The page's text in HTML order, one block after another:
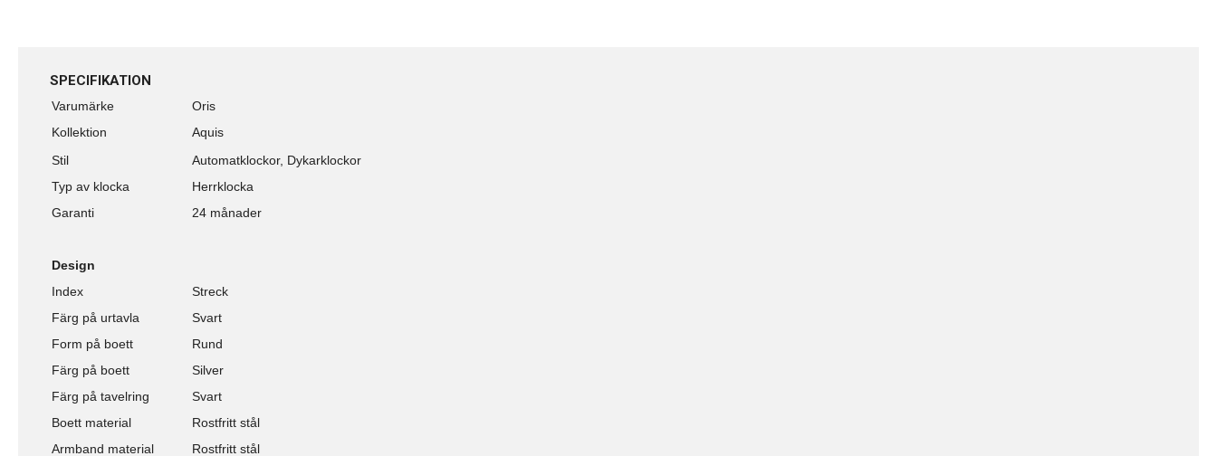
SPECIFIKATION
Varumärke
Oris
Kollektion
Aquis
Stil
Automatklockor, Dykarklockor
Typ av klocka
Herrklocka
Garanti
24 månader
Design
Index
Streck
Färg på urtavla
Svart
Form på boett
Rund
Färg på boett
Silver
Färg på tavelring
Svart
Boett material
Rostfritt stål
Armband material
Rostfritt stål